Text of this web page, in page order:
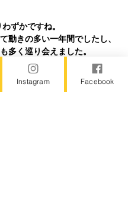
ずかですね。
動きの多い一年間でしたし、
多く巡り会えました。
あるのか。」
あるのか」
Instagram Facebook